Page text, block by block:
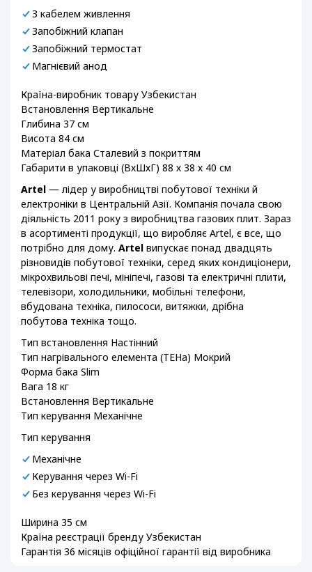
З кабелем живлення
Запобіжний клапан
Запобіжний термостат
Магнієвий анод
Країна-виробник товару Узбекистан
Встановлення Вертикальне
Глибина 37 см
Висота 84 см
Матеріал бака Сталевий з покриттям
Габарити в упаковці (ВхШхГ) 88 х 38 х 40 см
Artel — лідер у виробництві побутової техніки й
електроніки в Центральній Азії. Компанія почала свою
діяльність 2011 року з виробництва газових плит. Зараз
в асортименті продукції, що виробляє Artel, є все, що
потрібно для дому. Artel випускає понад двадцять
різновидів побутової техніки, серед яких кондиціонери,
мікрохвильові печі, мініпечі, газові та електричні плити,
телевізори, холодильники, мобільні телефони,
вбудована техніка, пилососи, витяжки, дрібна
побутова техніка тощо.
Тип встановлення Настінний
Тип нагрівального елемента (ТЕНа) Мокрий
Форма бака Slim
Вага 18 кг
Встановлення Вертикальне
Тип керування Механічне
Тип керування
Механічне
Керування через Wi-Fi
Без керування через Wi-Fi
Ширина 35 см
Країна реєстрації бренду Узбекистан
Гарантія 36 місяців офіційної гарантії від виробника